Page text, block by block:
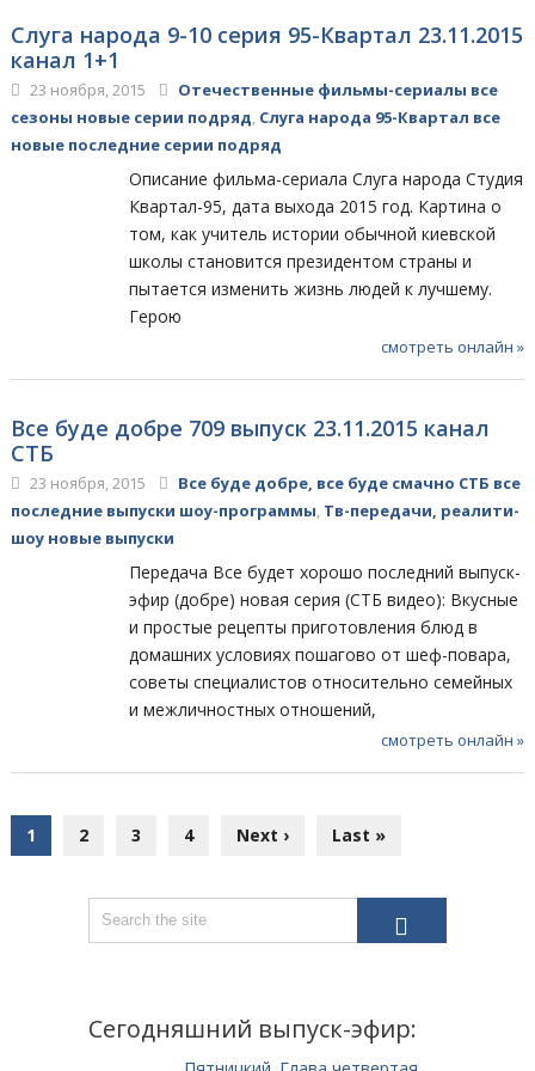
Слуга народа 9-10 серия 95-Квартал 23.11.2015
канал 1+1
23 ноября, 2015
Отечественные фильмы-сериалы все
сезоны новые серии подряд Слуга народа 95-Квартал все
новые последние серии подряд
Описание фильма-сериала Слуга народа Студия
Квартал-95, дата выхода 2015 год. Картина о
том, как учитель истории обычной киевской
школы становится президентом страны и
пытается изменить жизнь людей к лучшему.
Герою
смотреть онлайн »
Все буде добре 709 выпуск 23.11.2015 канал
СТБ
23 ноября, 2015
Все буде добре, все буде смачно СТБ все
последние выпуски шоу-программы Тв-передачи, реалити-
шоу новые выпуски
Передача Все будет хорошо последний выпуск-
эфир (добре) новая серия (СТБ видео): Вкусные
и простые рецепты приготовления блюд в
домашних условиях пошагово от шеф-повара,
советы специалистов относительно семейных
и межличностных отношений,
смотреть онлайн »
1 2 3 4 Next › Last »
Сегодняшний выпуск-эфир: